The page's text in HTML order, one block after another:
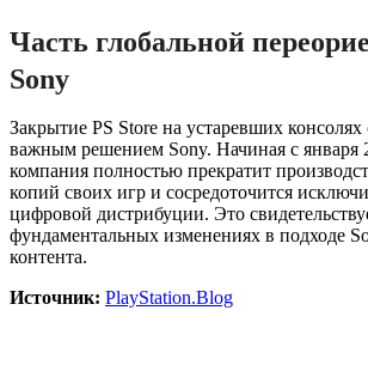
Часть глобальной
Sony
Закрытие PS Store на устаревших консолях
важным решением Sony. Начиная с января
компания полностью прекратит
копий своих игр и сосредоточится
цифровой дистрибуции. Это
фундаментальных изменениях в подходе
контента.
Источник: PlayStation.Blog